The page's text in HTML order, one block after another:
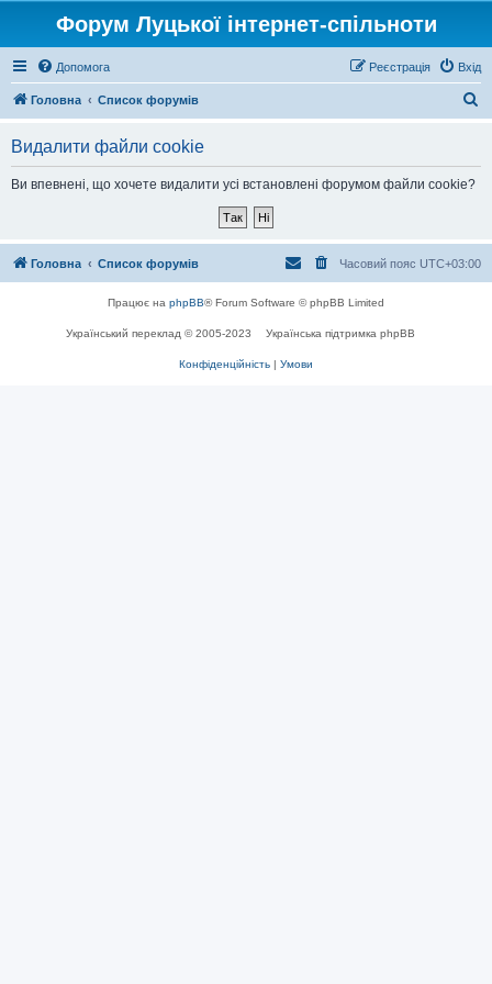
Форум Луцької інтернет-спільноти
Допомога Вхід
Реєстрація
Головна Список форумів
Видалити файли cookie
Ви впевнені, що хочете видалити усі встановлені форумом файли cookie?
Головна Список форумів Часовий пояс UTC+03:00
Працює на phpBB® Forum Software © phpBB Limited
Український переклад © 2005-2023 Українська підтримка phpBB
Конфіденційність | Умови